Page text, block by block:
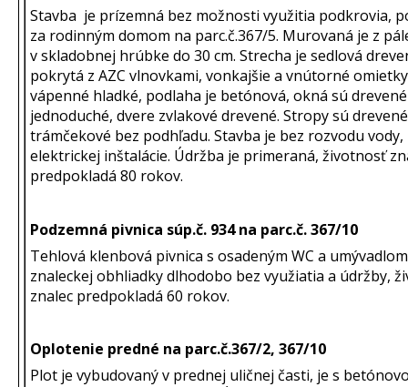
Stavba je prízemná bez možnosti využitia podkrovia,
za rodinným domom na parc.č.367/5. Murovaná je z
v skladobnej hrúbke do 30 cm. Strecha je sedlová
pokrytá z AZC vlnovkami, vonkajšie a vnútorné
vápenné hladké, podlaha je betónová, okná sú drevené
jednoduché, dvere zvlakové drevené. Stropy sú drevené
trámčekové bez podhľadu. Stavba je bez rozvodu
elektrickej inštalácie. Údržba je primeraná, životnosť
predpokladá 80 rokov.
Podzemná pivnica súp.č. 934 na parc.č. 367/10
Tehlová klenbová pivnica s osadeným WC a
znaleckej obhliadky dlhodobo bez využiatia a údržby,
znalec predpokladá 60 rokov.
Oplotenie predné na parc.č.367/2, 367/10
Plot je vybudovaný v prednej uličnej časti, je s